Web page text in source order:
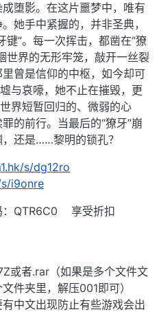
堕影。在这片噩梦中，唯有
她手中紧握的，并非圣典，
”。每一次挥击，都凿在“獠
世界的无形牢笼，敲开一丝裂
曾是信仰的中枢，如今却可
与哀嚎，她不止在摧毁，更
界短暂回归的、微弱的心
的前行。当最后的“獠牙”崩
还是……黎明的锁孔？
s/dg12ro
i9onre
：QTR6C0 享受折扣
或者.rar（如果是多个文件文
件夹里，解压001即可）
中文出现防止有些游戏会出